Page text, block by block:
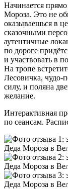
Начинается
Мороза. Это не
оказываешься в
сказочными
аутентичные
по дороге
и участвовать в
На тропе
Лесовичка,
силу, и поляна
желание.
Интерактивная
по сеансам.